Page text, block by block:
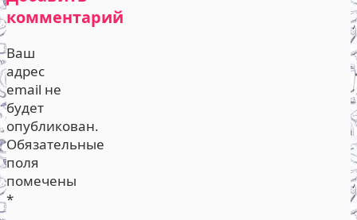
комментарий
Ваш
адрес
email не
будет
опубликован.
Обязательные
поля
помечены
*